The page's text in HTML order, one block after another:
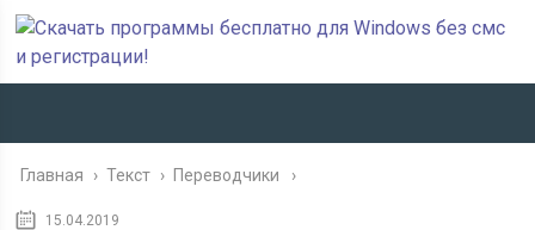
Главная › Текст › Переводчики
15.04.2019